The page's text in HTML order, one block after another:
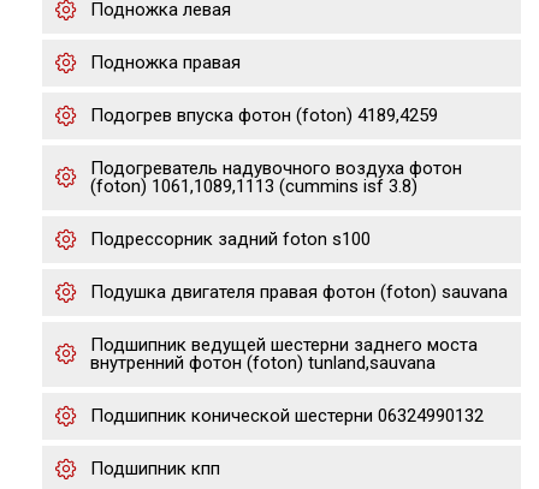
Подножка левая
Подножка правая
Подогрев впуска фотон (foton) 4189,4259
Подогреватель надувочного воздуха фотон
(foton) 1061,1089,1113 (cummins isf 3.8)
Подрессорник задний foton s100
Подушка двигателя правая фотон (foton) sauvana
Подшипник ведущей шестерни заднего моста
внутренний фотон (foton) tunland,sauvana
Подшипник конической шестерни 06324990132
Подшипник кпп